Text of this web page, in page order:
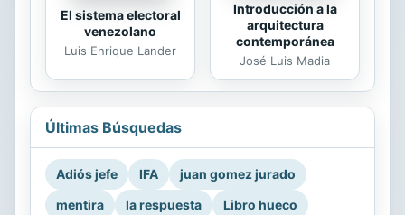
El sistema electoral
venezolano
Luis Enrique Lander
Introducción a la
arquitectura
contemporánea
José Luis Madia
Últimas Búsquedas
Adiós jefe IFA
juan gomez jurado
mentira
la respuesta Libro hueco